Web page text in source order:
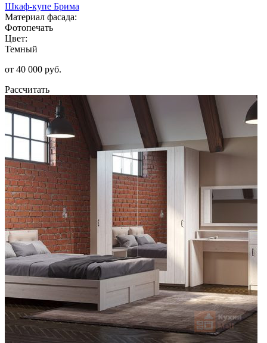
Шкаф-купе Брима
Материал фасада:
Фотопечать
Цвет:
Темный
от 40 000 руб.
Рассчитать